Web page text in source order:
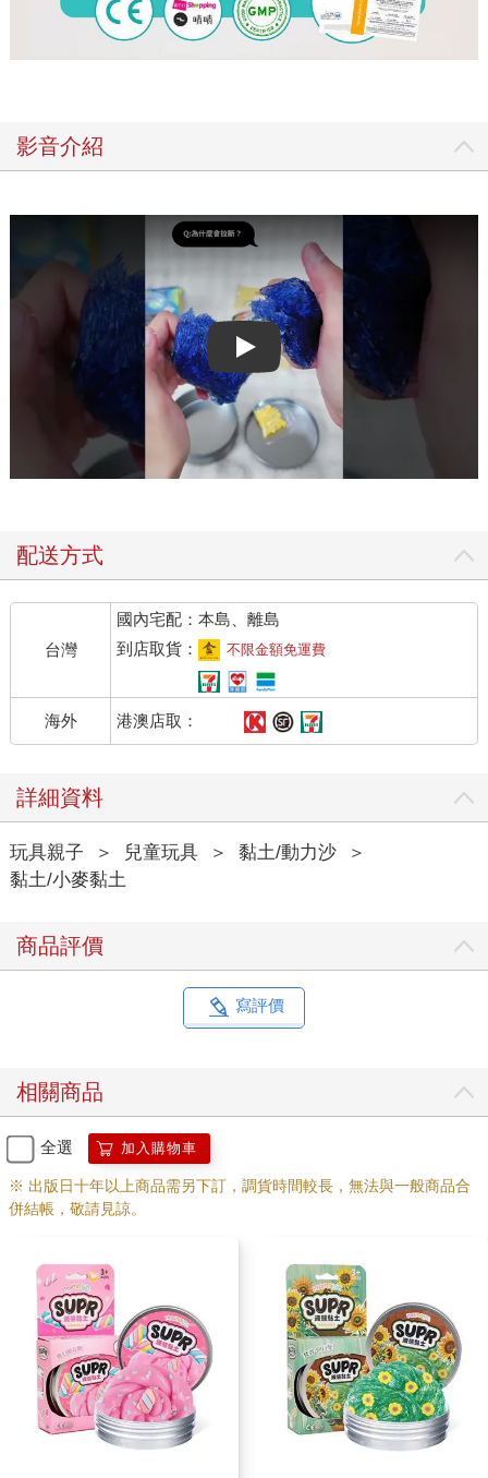
影音介紹
Play video
配送方式
台灣
國內宅配：本島、離島
到店取貨：
不限金額免運費
海外 港澳店取：
詳細資料
玩具親子 ＞ 兒童玩具 ＞ 黏土/動力沙
＞
黏土/小麥黏土
商品評價
寫評價
相關商品
全選 加入購物車
※ 出版日十年以上商品需另下訂，調貨時間較長，無法與一般商品合
併結帳，敬請見諒。